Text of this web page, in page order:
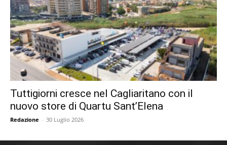
Tuttigiorni cresce nel Cagliaritano con il
nuovo store di Quartu Sant’Elena
Redazione - 30 Luglio 2026